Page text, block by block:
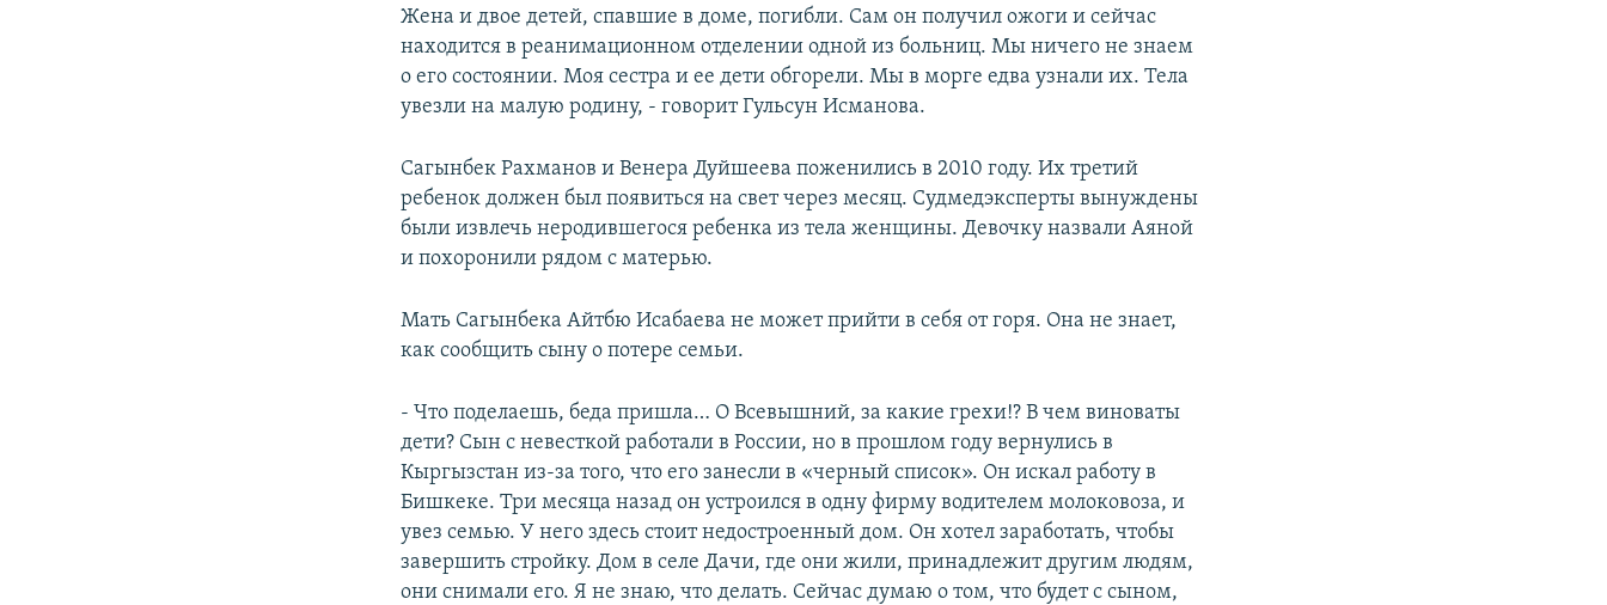
Жена и двое детей, спавшие в доме, погибли. Сам он получил ожоги и сейчас
находится в реанимационном отделении одной из больниц. Мы ничего не знаем
о его состоянии. Моя сестра и ее дети обгорели. Мы в морге едва узнали их. Тела
увезли на малую родину, - говорит Гульсун Исманова.
Сагынбек Рахманов и Венера Дуйшеева поженились в 2010 году. Их третий
ребенок должен был появиться на свет через месяц. Судмедэксперты вынуждены
были извлечь неродившегося ребенка из тела женщины. Девочку назвали Аяной
и похоронили рядом с матерью.
Мать Сагынбека Айтбю Исабаева не может прийти в себя от горя. Она не знает,
как сообщить сыну о потере семьи.
- Что поделаешь, беда пришла… О Всевышний, за какие грехи!? В чем виноваты
дети? Сын с невесткой работали в России, но в прошлом году вернулись в
Кыргызстан из-за того, что его занесли в «черный список». Он искал работу в
Бишкеке. Три месяца назад он устроился в одну фирму водителем молоковоза, и
увез семью. У него здесь стоит недостроенный дом. Он хотел заработать, чтобы
завершить стройку. Дом в селе Дачи, где они жили, принадлежит другим людям,
они снимали его. Я не знаю, что делать. Сейчас думаю о том, что будет с сыном,